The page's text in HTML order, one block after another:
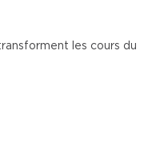
les cours du